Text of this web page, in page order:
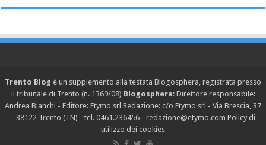
Trento Blog è un supplemento alla testata Blogosphera, registrata presso
il tribunale di Trento (n. 1369/08) Blogosphera: Direttore responsabile:
Andrea Bianchi - Editore: Etymo srl Redazione: c/o Etymo srl - Via Brescia, 37
- 38122 Trento (TN) - tel. 0461.236456 - redazione@etymo.com Policy di
utilizzo dei cookies